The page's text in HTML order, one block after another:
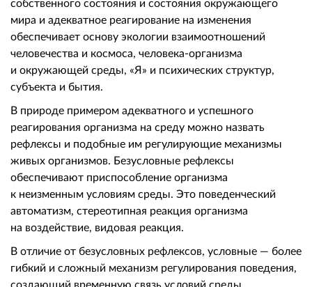
собственного состояния и состояния окружающего
мира и адекватное реагирование на изменения
обеспечивает основу экологии взаимоотношений
человечества и космоса, человека-организма
и окружающей среды, «Я» и психических структур,
субъекта и бытия.
В природе примером адекватного и успешного
реагирования организма на среду можно назвать
рефлексы и подобные им регулирующие механизмы
живых организмов. Безусловные рефлексы
обеспечивают приспособление организма
к неизменным условиям среды. Это поведенческий
автоматизм, стереотипная реакция организма
на воздействие, видовая реакция.
В отличие от безусловных рефлексов, условные — более
гибкий и сложный механизм регулирования поведения,
создающий временную связь условий среды